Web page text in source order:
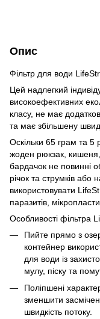
Опис
Фільтр для води
Цей надлегкий
високоефективних
класу, не має
та має збільшену
Оскільки 65 грам та 5
жоден рюкзак,
бардачок не повинні
річок та струмків
використовувати
паразитів,
Особливості фільтра
Пийте прямо з
контейнер
для води із
мулу, піску та
Поліпшені
зменшити
швидкість потоку.